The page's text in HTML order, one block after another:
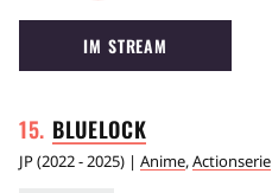
IM STREAM
BLUELOCK
JP(2022 - 2025) | Anime,Actionserie